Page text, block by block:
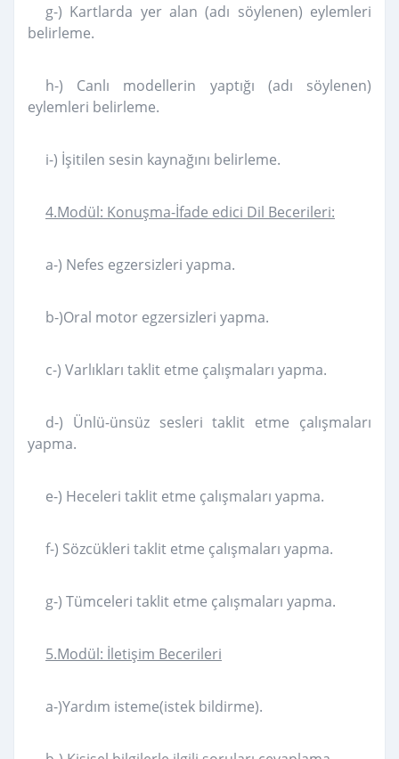
g-) Kartlarda yer alan (adı söylenen) eylemleri
belirleme.
h-) Canlı modellerin yaptığı (adı söylenen)
eylemleri belirleme.
i-) İşitilen sesin kaynağını belirleme.
4.Modül: Konuşma-İfade edici Dil Becerileri:
a-) Nefes egzersizleri yapma.
b-)Oral motor egzersizleri yapma.
c-) Varlıkları taklit etme çalışmaları yapma.
d-) Ünlü-ünsüz sesleri taklit etme çalışmaları
yapma.
e-) Heceleri taklit etme çalışmaları yapma.
f-) Sözcükleri taklit etme çalışmaları yapma.
g-) Tümceleri taklit etme çalışmaları yapma.
5.Modül: İletişim Becerileri
a-)Yardım isteme(istek bildirme).